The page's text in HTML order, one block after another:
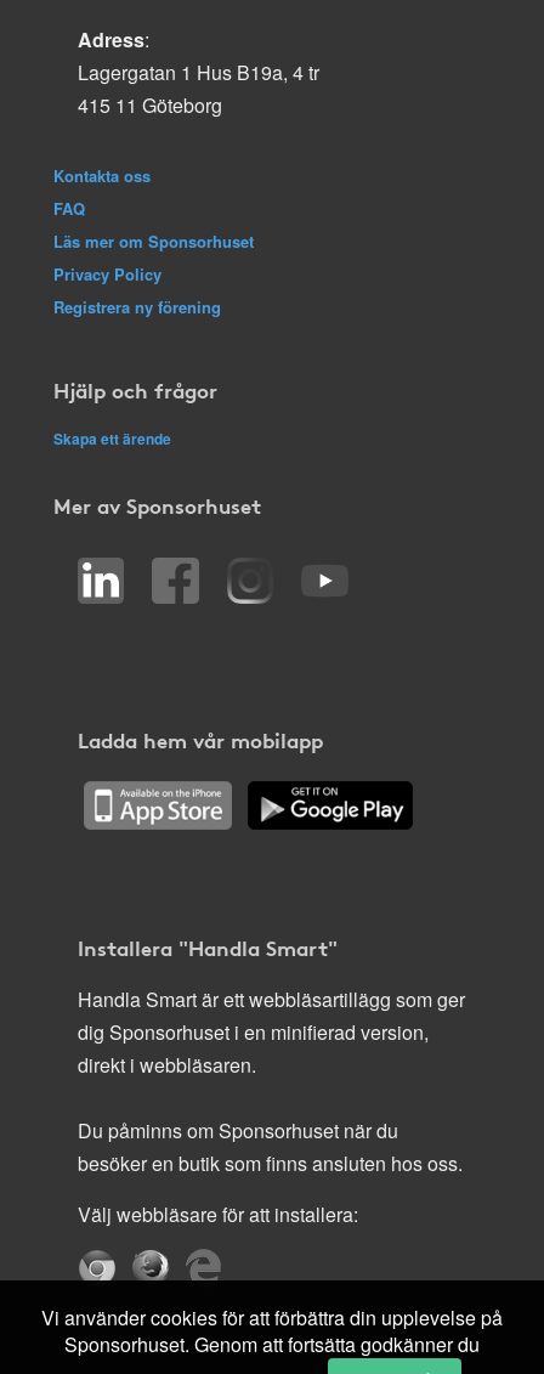
Adress:
Lagergatan 1 Hus B19a, 4 tr
415 11 Göteborg
Kontakta oss
FAQ
Läs mer om Sponsorhuset
Privacy Policy
Registrera ny förening
Hjälp och frågor
Skapa ett ärende
Mer av Sponsorhuset
Ladda hem vår mobilapp
Installera "Handla Smart"
Handla Smart är ett webbläsartillägg som ger
dig Sponsorhuset i en minifierad version,
direkt i webbläsaren.
Du påminns om Sponsorhuset när du
besöker en butik som finns ansluten hos oss.
Välj webbläsare för att installera:
Vi använder cookies för att förbättra din upplevelse på
Sponsorhuset. Genom att fortsätta godkänner du